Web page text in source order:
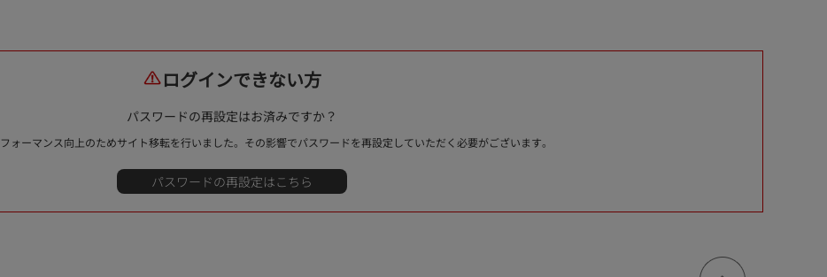
ログインできない方
パスワードの再設定はお済みですか？
ォーマンス向上のためサイト移転を行いました。その影響でパスワードを再設定していただく必要がございます。
ページ